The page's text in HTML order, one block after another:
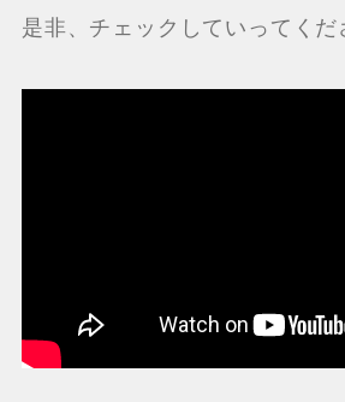
是非、チェックしていってくだ